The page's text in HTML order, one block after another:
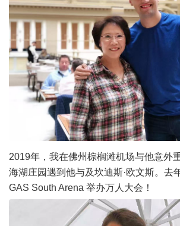
2019年，我在佛州棕榈滩机场与他意外
海湖庄园遇到他与及坎迪斯·欧文斯。去
GAS South Arena 举办万人大会！